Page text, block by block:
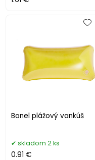
Bonel plážový vankúš
skladom 2 ks
0.91 €